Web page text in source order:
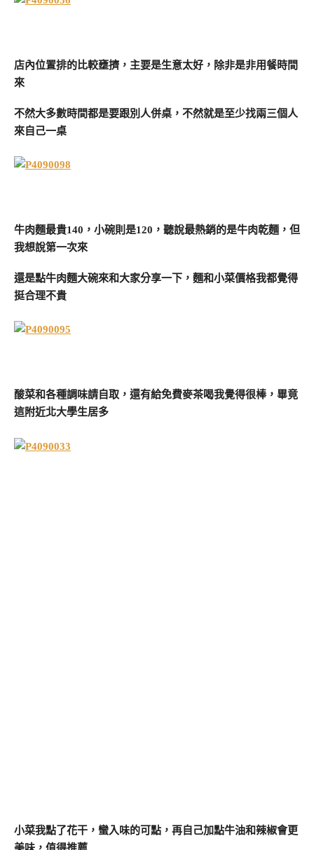
店內位置排的比較壅擠，主要是生意太好，除非是非用餐時間
來
不然大多數時間都是要跟別人併桌，不然就是至少找兩三個人
來自己一桌
牛肉麵最貴140，小碗則是120，聽說最熱銷的是牛肉乾麵，但
我想說第一次來
還是點牛肉麵大碗來和大家分享一下，麵和小菜價格我都覺得
挺合理不貴
酸菜和各種調味請自取，還有給免費麥茶喝我覺得很棒，畢竟
這附近北大學生居多
小菜我點了花干，蠻入味的可點，再自己加點牛油和辣椒會更